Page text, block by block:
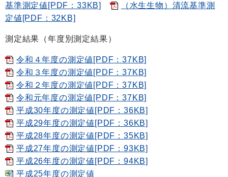
基準測定値[PDF：33KB]
（水生生物）清流基準測
定値[PDF：32KB]
測定結果（年度別測定結果）
令和４年度の測定値[PDF：37KB]
令和３年度の測定値[PDF：37KB]
令和２年度の測定値[PDF：37KB]
令和元年度の測定値[PDF：37KB]
平成30年度の測定値[PDF：36KB]
平成29年度の測定値[PDF：36KB]
平成28年度の測定値[PDF：35KB]
平成27年度の測定値[PDF：93KB]
平成26年度の測定値[PDF：94KB]
平成25年度の測定値